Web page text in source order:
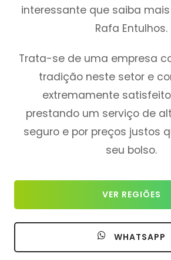
interessante que saiba
Rafa Entulhos.
Trata-se de uma empresa
tradição neste setor e
extremamente
prestando um serviço de
seguro e por preços justos
seu bolso.
VER REGIÕES
WHATSAPP